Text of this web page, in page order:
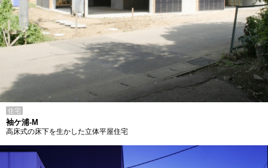
住宅
袖ケ浦-M
高床式の床下を生かした立体平屋住宅